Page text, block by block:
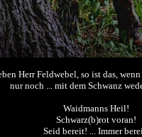
Herr Feldwebel, so ist das,
nur noch ... mit dem Schwanz
Waidmanns Heil!
Schwarz(b)rot voran!
Seid bereit! ... Immer